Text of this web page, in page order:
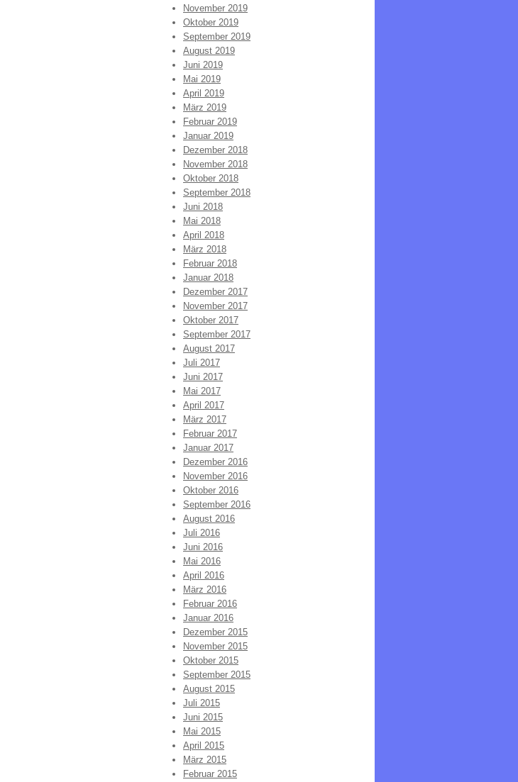
November 2019
Oktober 2019
September 2019
August 2019
Juni 2019
Mai 2019
April 2019
März 2019
Februar 2019
Januar 2019
Dezember 2018
November 2018
Oktober 2018
September 2018
Juni 2018
Mai 2018
April 2018
März 2018
Februar 2018
Januar 2018
Dezember 2017
November 2017
Oktober 2017
September 2017
August 2017
Juli 2017
Juni 2017
Mai 2017
April 2017
März 2017
Februar 2017
Januar 2017
Dezember 2016
November 2016
Oktober 2016
September 2016
August 2016
Juli 2016
Juni 2016
Mai 2016
April 2016
März 2016
Februar 2016
Januar 2016
Dezember 2015
November 2015
Oktober 2015
September 2015
August 2015
Juli 2015
Juni 2015
Mai 2015
April 2015
März 2015
Februar 2015